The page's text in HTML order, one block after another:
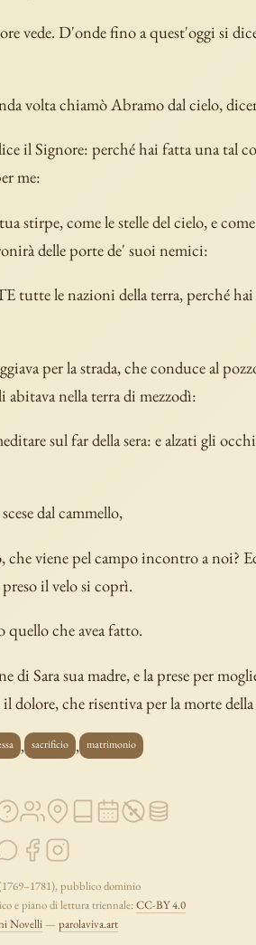
vede. D'onde fino a quest'oggi si
volta chiamò Abramo dal cielo,
il Signore: perché hai fatta una tal
me:
stirpe, come le stelle del cielo, e
delle porte de' suoi nemici:
tutte le nazioni della terra, perché hai
per la strada, che conduce al
abitava nella terra di mezzodì:
sul far della sera: e alzati gli
dal cammello,
che viene pel campo incontro a noi?
il velo si coprì.
quello che avea fatto.
Sara sua madre, e la prese per
dolore, che risentiva per la morte della
, sacrificio , matrimonio
pubblico dominio
e piano di lettura triennale: CC-BY 4.0
Novelli—parolaviva.art